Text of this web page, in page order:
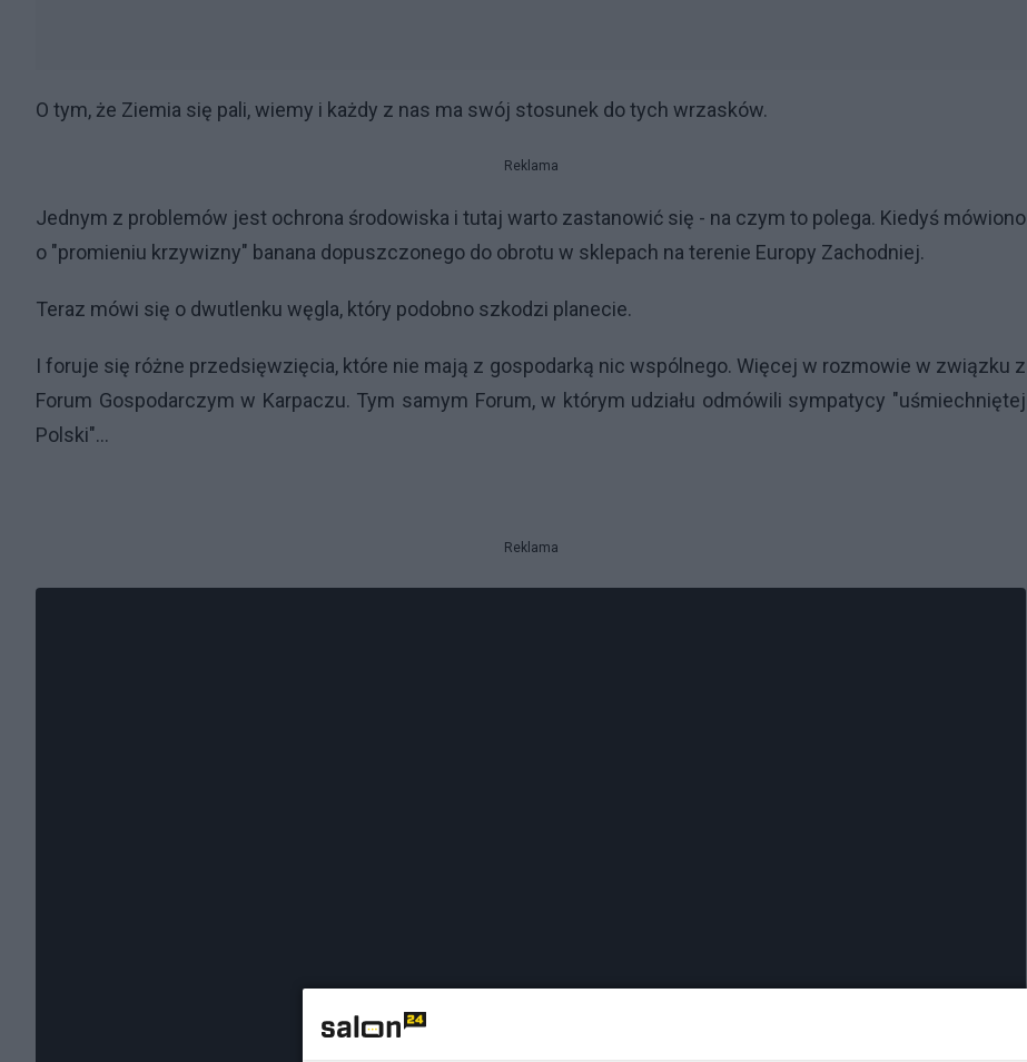
O tym, że Ziemia się pali, wiemy i każdy z nas ma swój stosunek do tych wrzasków.
Reklama
Jednym z problemów jest ochrona środowiska i tutaj warto zastanowić się - na czym to polega. Kiedyś mówiono
o "promieniu krzywizny" banana dopuszczonego do obrotu w sklepach na terenie Europy Zachodniej.
Teraz mówi się o dwutlenku węgla, który podobno szkodzi planecie.
I foruje się różne przedsięwzięcia, które nie mają z gospodarką nic wspólnego. Więcej w rozmowie w związku z
Forum Gospodarczym w Karpaczu. Tym samym Forum, w którym udziału odmówili sympatycy "uśmiechniętej
Polski"...
Reklama